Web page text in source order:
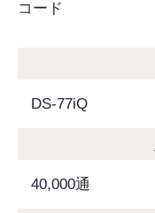
コード
DS-77iQ
40,000通